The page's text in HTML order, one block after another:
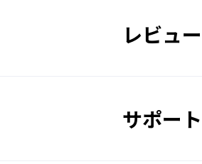
レビュー
サポート